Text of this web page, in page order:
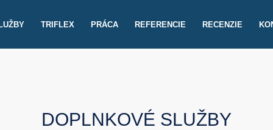
TRIFLEX PRÁCA REFERENCIE RECENZIE
DOPLNKOVÉ SLUŽBY